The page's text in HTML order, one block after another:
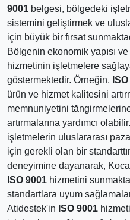
9001 belgesi, bölgedeki
sistemini geliştirmek ve
için büyük bir fırsat
Bölgenin ekonomik yapısı
hizmetinin işletmelere
göstermektedir. Örneğin,
ürün ve hizmet kalitesini
memnuniyetini
artırmalarına yardımcı
işletmelerin uluslararası
için gerekli olan bir
deneyimine dayanarak,
ISO 9001 hizmetini
standartlara uyum
Atidestek'in ISO 9001